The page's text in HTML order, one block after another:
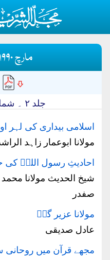
مارچ ۱۹۹۰ء
جلد ۲ ۔ شمارہ ۳
اسلامی بیداری کی لہر
مولانا ابوعمار زاہد
احادیثِ رسول اللہؐ کی
شیخ الحدیث مولانا
صفدر
مولانا عزیر گلؒ
عادل صدیقی
مجھے قرآن میں روحانی